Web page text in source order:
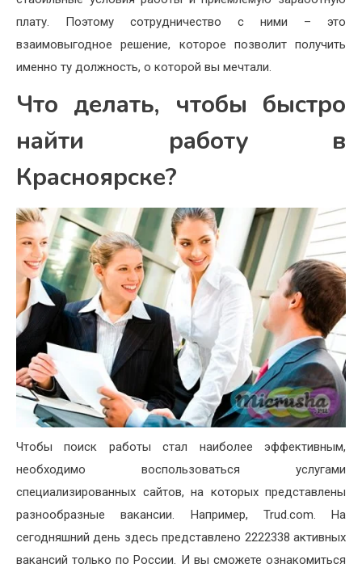
плату. Поэтому сотрудничество с ними – это
взаимовыгодное решение, которое позволит получить
именно ту должность, о которой вы мечтали.
Что делать, чтобы быстро
найти работу в
Красноярске?
Чтобы поиск работы стал наиболее эффективным,
необходимо воспользоваться услугами
специализированных сайтов, на которых представлены
разнообразные вакансии. Например, Trud.com. На
сегодняшний день здесь представлено 2222338 активных
вакансий только по России. И вы сможете ознакомиться